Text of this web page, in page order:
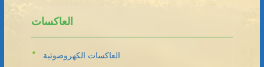
العاكسات
العاكسات الكهروضوئية